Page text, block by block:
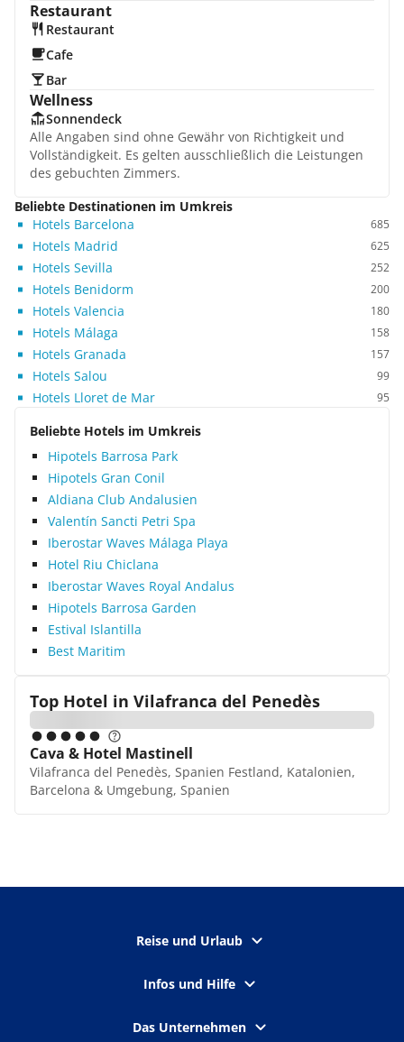
Restaurant
Restaurant
Cafe
Bar
Wellness
Sonnendeck
Alle Angaben sind ohne Gewähr von Richtigkeit und
Vollständigkeit. Es gelten ausschließlich die Leistungen
des gebuchten Zimmers.
Beliebte Destinationen im Umkreis
Hotels Barcelona
685
Hotels Madrid 625
Hotels Sevilla 252
Hotels Benidorm 200
Hotels Valencia 180
Hotels Málaga 158
Hotels Granada 157
Hotels Salou 99
Hotels Lloret de Mar 95
Beliebte Hotels im Umkreis
Hipotels Barrosa Park
Hipotels Gran Conil
Aldiana Club Andalusien
Valentín Sancti Petri Spa
Iberostar Waves Málaga Playa
Hotel Riu Chiclana
Iberostar Waves Royal Andalus
Hipotels Barrosa Garden
Estival Islantilla
Best Maritim
Top Hotel in Vilafranca del Penedès
Cava & Hotel Mastinell
Vilafranca del Penedès, Spanien Festland, Katalonien,
Barcelona & Umgebung, Spanien
Reise und Urlaub
Infos und Hilfe
Das Unternehmen